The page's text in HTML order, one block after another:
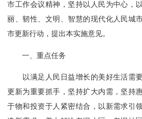
市工作会议精神，坚持以人民为中心，
丽、韧性、文明、智慧的现代化人民城
市更新行动，提出本实施意见。
一、重点任务
以满足人民日益增长的美好生活需
更新为重要抓手，坚持扩大内需，坚持
于物和投资于人紧密结合，以新需求引